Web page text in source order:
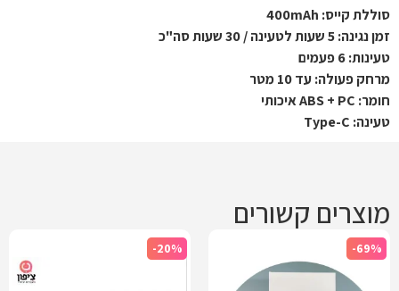
סוללת קייס: 400mAh
זמן נגינה: 5 שעות לטעינה / 30 שעות סה"כ
טעינות: 6 פעמים
מרחק פעולה: עד 10 מטר
חומר: ABS + PC איכותי
טעינה: Type-C
מוצרים קשורים
-69%
-20%